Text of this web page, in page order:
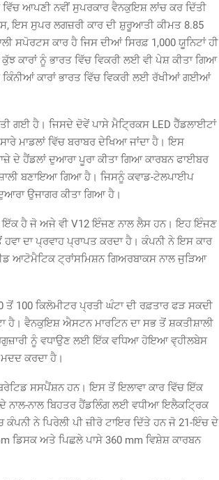
ਵਿੱਚ ਆਪਣੀ ਨਵੀਂ ਸੁਪਰਕਾਰ ਵੈਨਕੁਇਸ਼ ਲਾਂਚ ਕਰ ਦਿੱਤੀ
ਇਸ ਸੁਪਰ ਲਗਜ਼ਰੀ ਕਾਰ ਦੀ ਸ਼ੁਰੂਆਤੀ ਕੀਮਤ 8.85
ਕਾਰ ਹੈ ਜਿਸ ਦੀਆਂ ਸਿਰਫ਼ 1,000 ਯੂਨਿਟਾਂ ਹੀ
ਕਾਰਾਂ ਨੂੰ ਭਾਰਤ ਵਿੱਚ ਵਿਕਰੀ ਲਈ ਵੀ ਪੇਸ਼ ਕੀਤਾ ਗਿਆ
ਕਿੰਨੀਆਂ ਕਾਰਾਂ ਭਾਰਤ ਵਿੱਚ ਵਿਕਰੀ ਲਈ ਰੱਖੀਆਂ ਗਈਆਂ
ਗਈ ਹੈ। ਜਿਸਦੇ ਦੋਵੇਂ ਪਾਸੇ ਮੈਟ੍ਰਿਕਸ LED ਹੈੱਡਲਾਈਟਾਂ
ਮਾਡਲਾਂ ਵਿੱਚ ਬਰਾਬਰ ਦੇਖਿਆ ਜਾਂਦਾ ਹੈ। ਇਸ
ਦੇ ਹੈਂਡਲਾਂ ਦੁਆਰਾ ਪੂਰਾ ਕੀਤਾ ਗਿਆ ਕਾਰਬਨ ਫਾਈਬਰ
ਬਣਾਇਆ ਗਿਆ ਹੈ। ਜਿਸਨੂੰ ਕਵਾਡ-ਟੇਲਪਾਈਪ
ਉਜਾਗਰ ਕੀਤਾ ਗਿਆ ਹੈ।
ਇੱਕ ਹੈ ਜੋ ਅਜੇ ਵੀ V12 ਇੰਜਣ ਨਾਲ ਲੈਸ ਹਨ। ਇਹ ਇੰਜਣ
ਦਾ ਪ੍ਰਵਾਹ ਪ੍ਰਾਪਤ ਕਰਦਾ ਹੈ। ਕੰਪਨੀ ਨੇ ਇਸ ਕਾਰ
ਆਟੋਮੈਟਿਕ ਟ੍ਰਾਂਸਮਿਸ਼ਨ ਗਿਅਰਬਾਕਸ ਨਾਲ ਜੁੜਿਆ
ਤੋਂ 100 ਕਿਲੋਮੀਟਰ ਪ੍ਰਤੀ ਘੰਟਾ ਦੀ ਰਫ਼ਤਾਰ ਫੜ ਸਕਦੀ
ਹੈ। ਵੈਨਕੁਇਸ਼ ਐਸਟਨ ਮਾਰਟਿਨ ਦਾ ਸਭ ਤੋਂ ਸ਼ਕਤੀਸ਼ਾਲੀ
ਨੂੰ ਵਧਾਉਣ ਲਈ ਇੱਕ ਵਧਿਆ ਹੋਇਆ ਵ੍ਹੀਲਬੇਸ
ਕਰਦਾ ਹੈ।
ਸਸਪੈਂਸ਼ਨ ਹਨ। ਇਸ ਤੋਂ ਇਲਾਵਾ ਕਾਰ ਵਿੱਚ ਇੱਕ
ਨਾਲ-ਨਾਲ ਬਿਹਤਰ ਹੈਂਡਲਿੰਗ ਲਈ ਵਧੀਆ ਇਲੈਕਟ੍ਰਿਕ
ਕੰਪਨੀ ਨੇ ਪਿਰੇਲੀ ਪੀ ਜ਼ੀਰੋ ਟਾਇਰ ਦਿੱਤੇ ਹਨ ਜੋ 21-ਇੰਚ ਦੇ
ਡਿਸਕ ਅਤੇ ਪਿਛਲੇ ਪਾਸੇ 360 mm ਵਿਸ਼ੇਸ਼ ਕਾਰਬਨ